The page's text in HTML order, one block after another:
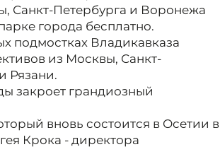
Санкт-Петербурга и Воронежа
города бесплатно.
подмостках Владикавказа
из Москвы, Санкт-
Рязани.
закроет грандиозный
вновь состоится в Осетии в
Крока - директора